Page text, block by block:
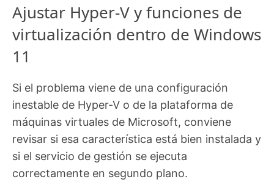
Ajustar Hyper-V y funciones de
virtualización dentro de Windows
11
Si el problema viene de una configuración
inestable de Hyper-V o de la plataforma de
máquinas virtuales de Microsoft, conviene
revisar si esa característica está bien instalada y
si el servicio de gestión se ejecuta
correctamente en segundo plano.